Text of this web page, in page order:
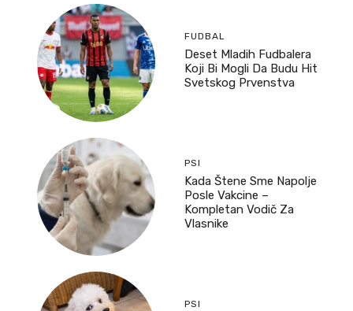
FUDBAL
Deset Mladih Fudbalera
Koji Bi Mogli Da Budu Hit
Svetskog Prvenstva
PSI
Kada Štene Sme Napolje
Posle Vakcine –
Kompletan Vodič Za
Vlasnike
PSI